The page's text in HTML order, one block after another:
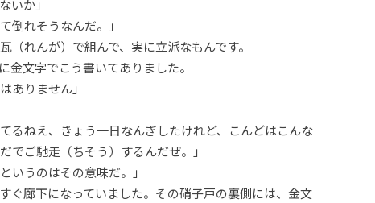
いか」
倒れそうなんだ。」
れんが）で組んで、実に立派なもんです。
文字でこう書いてありました。
ありません」
るねえ、きょう一日なんぎしたけれど、こんどはこんな
でご馳走（ちそう）するんだぜ。」
いうのはその意味だ。」
ぐ廊下になっていました。その硝子戸の裏側には、金文